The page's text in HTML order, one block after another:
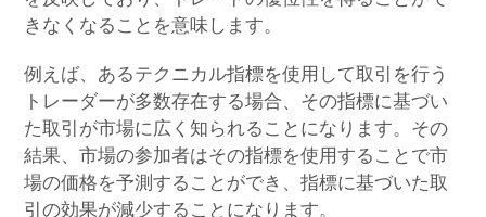
きなくなることを意味します。
例えば、あるテクニカル指標を使用して取引を行う
トレーダーが多数存在する場合、その指標に基づい
た取引が市場に広く知られることになります。その
結果、市場の参加者はその指標を使用することで市
場の価格を予測することができ、指標に基づいた取
引の効果が減少することになります。